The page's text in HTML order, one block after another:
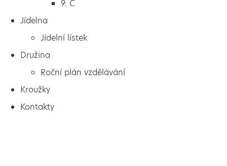
9. C
Jídelna
Jídelní lístek
Družina
Roční plán vzdělávání
Kroužky
Kontakty